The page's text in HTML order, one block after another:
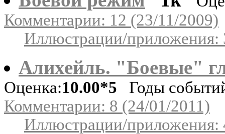
Комментарии: 12 (23/11/2009)
Иллюстрации/приложения:
Алихейль. "Боевые"
Оценка:10.00*5 Годы
Комментарии: 8 (24/01/2011)
Иллюстрации/приложения: